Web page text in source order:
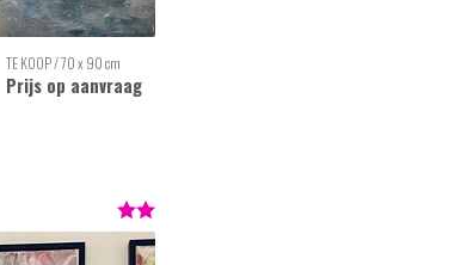
TE KOOP / 70 x 90 cm
Prijs op aanvraag